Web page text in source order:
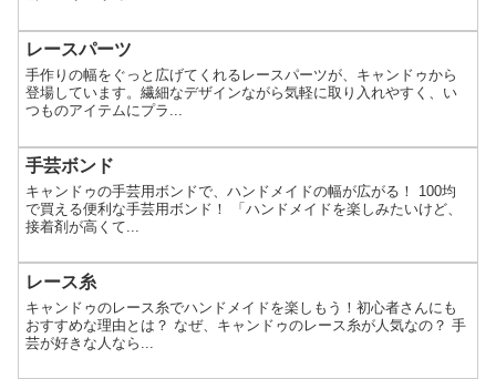
レースパーツ
手作りの幅をぐっと広げてくれるレースパーツが、キャンドゥから
登場しています。繊細なデザインながら気軽に取り入れやすく、い
つものアイテムにプラ...
手芸ボンド
キャンドゥの手芸用ボンドで、ハンドメイドの幅が広がる！ 100均
で買える便利な手芸用ボンド！ 「ハンドメイドを楽しみたいけど、
接着剤が高くて...
レース糸
キャンドゥのレース糸でハンドメイドを楽しもう！初心者さんにも
おすすめな理由とは？ なぜ、キャンドゥのレース糸が人気なの？ 手
芸が好きな人なら...